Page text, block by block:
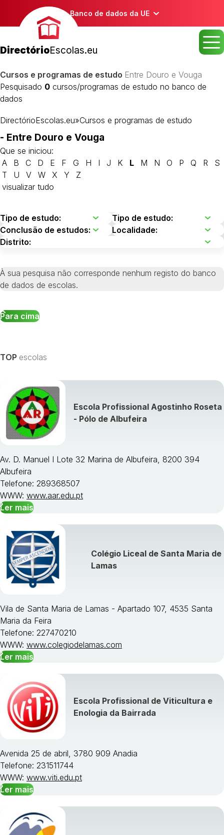
Banco de dados da UE
DirectórioEscolas.eu
Cursos e programas de estudo Entre Douro e Vouga
Pesquisado 0 cursos/programas de estudo no banco de
dados
DirectórioEscolas.eu»Cursos e programas de estudo
- Entre Douro e Vouga
Que se iniciou:
A
B C D E F G H I J K L M N O P Q R
S
T
U V W X Y
Z
visualizar tudo
À sua pesquisa não corresponde nenhum registo do banco
de dados de escolas.
Para cima
TOP escolas
Escola Profissional Agostinho Roseta
- Pólo de Albufeira
Av. D. Manuel I Lote 32 Marina de Albufeira, 8200 394
Albufeira
Telefone: 289368507
WWW: www.aar.edu.pt
Ler mais
Colégio Liceal de Santa Maria de
Lamas
Vila de Santa Maria de Lamas - Apartado 107, 4535 Santa
Maria da Feira
Telefone: 227470210
WWW: www.colegiodelamas.com
Ler mais
Escola Profissional de Viticultura e
Enologia da Bairrada
Avenida 25 de abril, 3780 909 Anadia
Telefone: 231511744
WWW: www.viti.edu.pt
Ler mais